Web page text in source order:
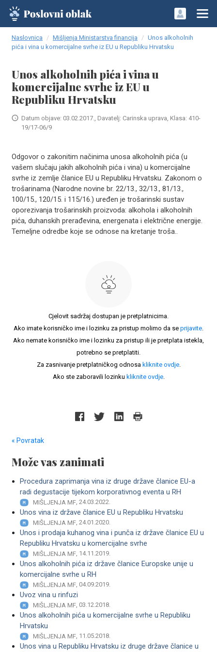
Naslovnica Mišljenja Ministarstva financija
Unos alkoholnih
pića i vina u komercijalne svrhe iz EU u Republiku Hrvatsku
Unos alkoholnih pića i vina u
komercijalne svrhe iz EU u
Republiku Hrvatsku
Datum objave: 03.02.2017., Davatelj: Carinska uprava, Klasa: 410-
19/17-06/9
Odgovor o zakonitim načinima unosa alkoholnih pića (u
vašem slučaju jakih alkoholnih pića i vina) u komercijalne
svrhe iz zemlje članice EU u Republiku Hrvatsku. Zakonom o
trošarinama (Narodne novine br. 22/13., 32/13., 81/13.,
100/15., 120/15. i 115/16.) uređen je trošarinski sustav
oporezivanja trošarinskih proizvoda: alkohola i alkoholnih
pića, duhanskih prerađevina, energenata i električne energije.
Temeljne odredbe koje se odnose na kretanje troša..
Cjelovit sadržaj dostupan je pretplatnicima.
Ako imate korisničko ime i lozinku za pristup molimo da se prijavite.
Ako nemate korisničko ime i lozinku za pristup ili je pretplata istekla,
potrebno se pretplatiti.
Za zasnivanje pretplatničkog odnosa kliknite ovdje.
Ako ste zaboravili lozinku kliknite ovdje.
« Povratak
Može vas zanimati
Procedura zaprimanja vina iz druge države članice EU-a
radi degustacije tijekom korporativnog eventa u RH
MIŠLJENJA MF, 24.03.2022.
Unos vina iz države članice EU u Republiku Hr­vatsku
MIŠLJENJA MF, 24.01.2020.
Unos i prodaja kuhanog vina i punča iz države članice EU u
Republiku Hrvatsku u komercijalne svrhe
MIŠLJENJA MF, 14.11.2019.
Unos alkoholnih pića iz države članice Europske unije u
komercijalne svrhe u RH
MIŠLJENJA MF, 04.09.2019.
Uvoz vina u rinfuzi
MIŠLJENJA MF, 03.12.2018.
Unos alkoholnih pića u komercijalne svrhe u Republiku
Hrvatsku
MIŠLJENJA MF, 11.05.2018.
Unos vina u Republiku Hrvatsku iz druge države članice u